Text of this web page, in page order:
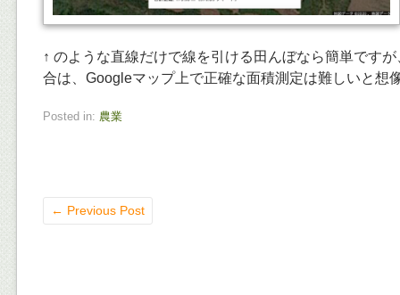
↑ のような直線だけで線を引ける田んぼなら簡単です
合は、Googleマップ上で正確な面積測定は難しいと想
Posted in: 農業
← Previous Post